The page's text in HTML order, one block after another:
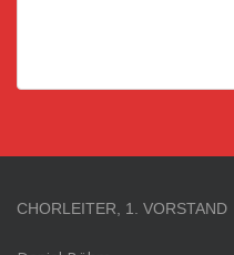
CHORLEITER, 1. VORSTAND